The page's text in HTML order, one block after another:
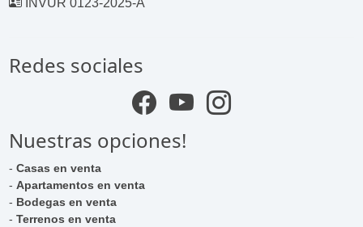
INVUR 0123-2025-A
Redes sociales
Nuestras opciones!
-Casas en venta
-Apartamentos en venta
- Bodegas en venta
-Terrenos en venta